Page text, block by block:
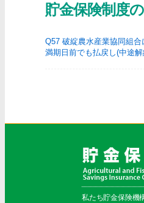
貯金保険制度
Q57 破綻農水産業協同組
満期日前でも払戻し(中途解
私たち貯金保険機